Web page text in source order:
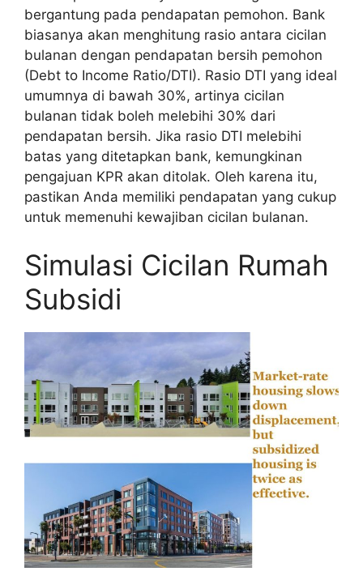
bergantung pada pendapatan pemohon. Bank
biasanya akan menghitung rasio antara cicilan
bulanan dengan pendapatan bersih pemohon
(Debt to Income Ratio/DTI). Rasio DTI yang ideal
umumnya di bawah 30%, artinya cicilan
bulanan tidak boleh melebihi 30% dari
pendapatan bersih. Jika rasio DTI melebihi
batas yang ditetapkan bank, kemungkinan
pengajuan KPR akan ditolak. Oleh karena itu,
pastikan Anda memiliki pendapatan yang cukup
untuk memenuhi kewajiban cicilan bulanan.
Simulasi Cicilan Rumah
Subsidi